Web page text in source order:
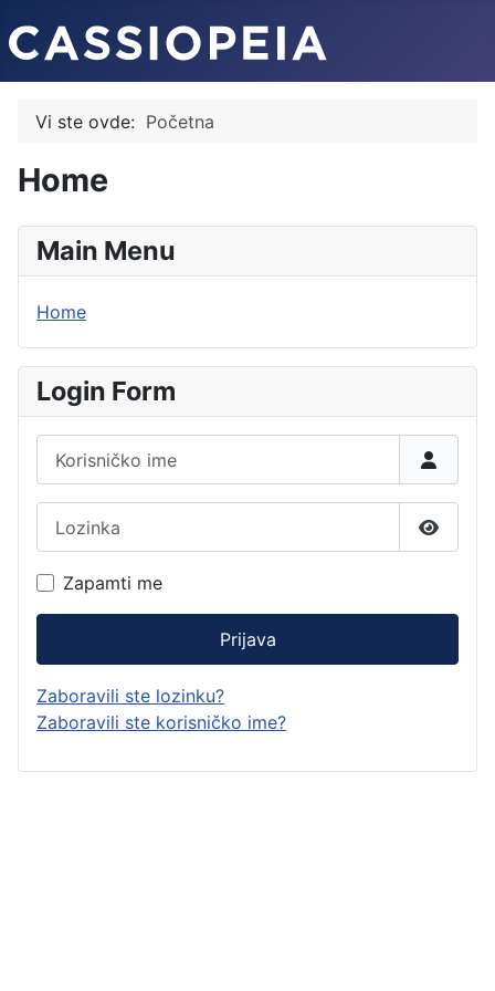
Vi ste ovde: Početna
Home
Main Menu
Home
Login Form
Korisničko ime
Prikaži
Zapamti me
Prijava
Zaboravili ste lozinku?
Zaboravili ste korisničko ime?